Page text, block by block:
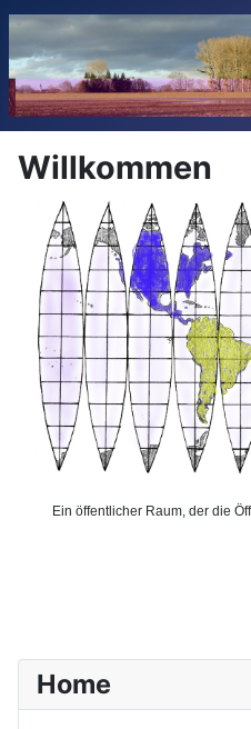
Home
Willkommen
Ein öffentlicher Raum, der die